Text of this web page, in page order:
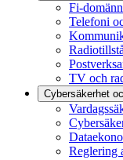
Fi-
Telefoni
TV och
Cybersäkerhet
Reglering